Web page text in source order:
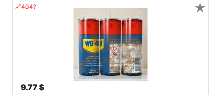
🔗404?
9.77 $
★